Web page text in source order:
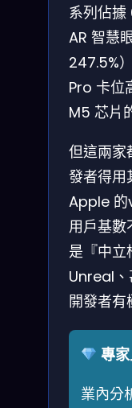
系列佔
AR 智慧
247.5%
Pro 卡位
M5 芯片
但這兩家
發者得
Apple 的
用戶基
是『中
Unreal、
開發者有
專
業內分